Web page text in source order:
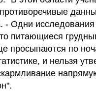
- Одни исследования
питающиеся
просыпаются по
и нельзя